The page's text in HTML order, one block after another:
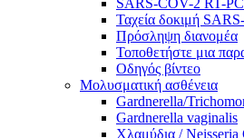
SARS-COV-2 RT-
Ταχεία δοκιμή
Πρόσληψη διανομέα
Τοποθετήστε μια
Οδηγός βίντεο
Μολυσματική ασθένεια
Gardnerella/
Gardnerella vaginalis
Χλαμύδια / Neisseria